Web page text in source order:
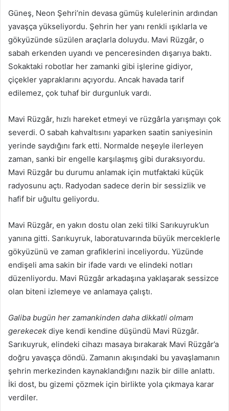
s
t
a
g
m
e
k
Güneş, Neon Şehri’nin devasa gümüş kulelerinin ardından
yavaşça yükseliyordu. Şehrin her yanı renkli ışıklarla ve
gökyüzünde süzülen araçlarla doluydu. Mavi Rüzgâr, o
sabah erkenden uyandı ve penceresinden dışarıya baktı.
Sokaktaki robotlar her zamanki gibi işlerine gidiyor,
çiçekler yapraklarını açıyordu. Ancak havada tarif
edilemez, çok tuhaf bir durgunluk vardı.
Mavi Rüzgâr, hızlı hareket etmeyi ve rüzgârla yarışmayı çok
severdi. O sabah kahvaltısını yaparken saatin saniyesinin
yerinde saydığını fark etti. Normalde neşeyle ilerleyen
zaman, sanki bir engelle karşılaşmış gibi duraksıyordu.
Mavi Rüzgâr bu durumu anlamak için mutfaktaki küçük
radyosunu açtı. Radyodan sadece derin bir sessizlik ve
hafif bir uğultu geliyordu.
Mavi Rüzgâr, en yakın dostu olan zeki tilki Sarıkuyruk’un
yanına gitti. Sarıkuyruk, laboratuvarında büyük merceklerle
gökyüzünü ve zaman grafiklerini inceliyordu. Yüzünde
endişeli ama sakin bir ifade vardı ve elindeki notları
düzenliyordu. Mavi Rüzgâr arkadaşına yaklaşarak sessizce
olan biteni izlemeye ve anlamaya çalıştı.
Galiba bugün her zamankinden daha dikkatli olmam
gerekecek diye kendi kendine düşündü Mavi Rüzgâr.
Sarıkuyruk, elindeki cihazı masaya bırakarak Mavi Rüzgâr’a
doğru yavaşça döndü. Zamanın akışındaki bu yavaşlamanın
şehrin merkezinden kaynaklandığını nazik bir dille anlattı.
İki dost, bu gizemi çözmek için birlikte yola çıkmaya karar
verdiler.